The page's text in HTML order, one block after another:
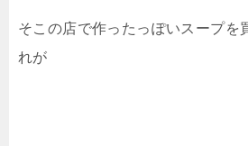
そこの店で作ったっぽいスープを
れが